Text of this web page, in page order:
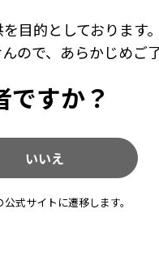
して検査を続行する
同時並行処理が可能
目的としております。
ので、あらかじめご
ですか？
いいえ
式サイトに遷移します。